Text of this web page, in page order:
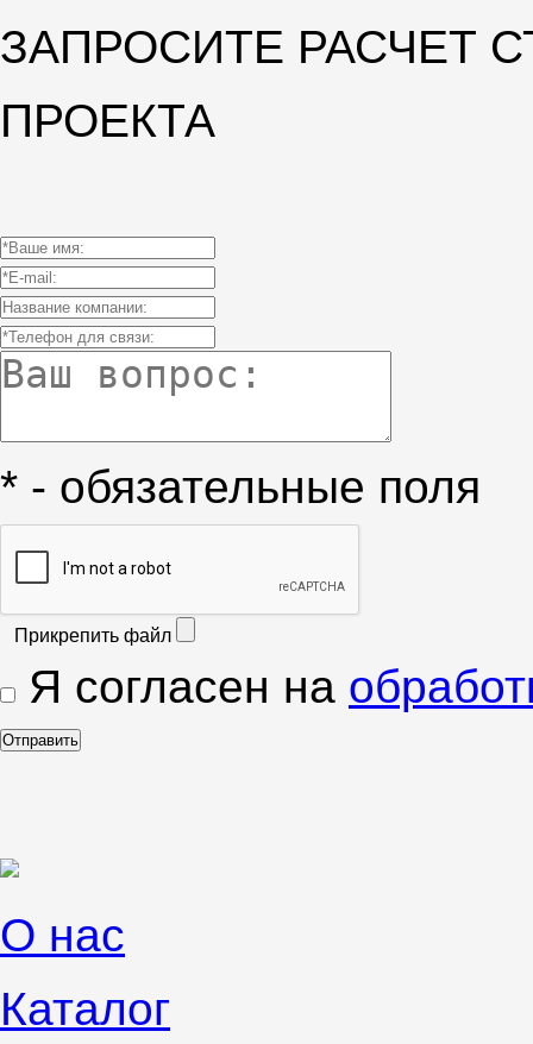
ЗАПРОСИТЕ РАСЧЕТ
ПРОЕКТА
* - обязательные поля
Прикрепить файл
Я согласен на
О нас
Каталог